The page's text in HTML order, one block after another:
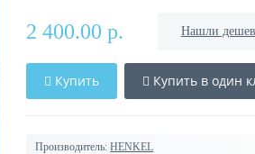
2 400.00 р. Нашли
Купить Купить в один
Производитель: HENKEL